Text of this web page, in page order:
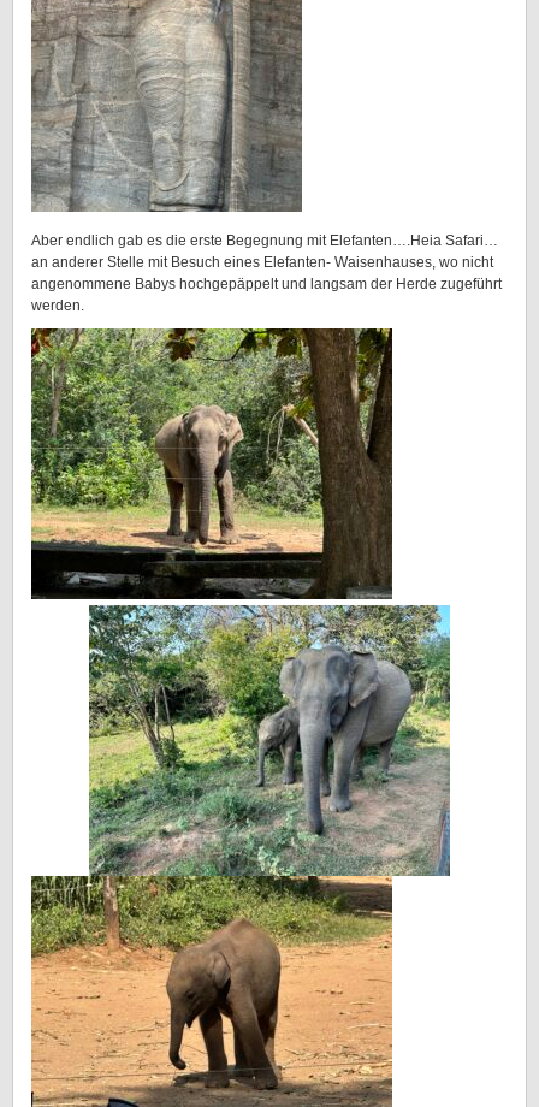
Aber endlich gab es die erste Begegnung mit Elefanten….Heia Safari…
an anderer Stelle mit Besuch eines Elefanten- Waisenhauses, wo nicht
angenommene Babys hochgepäppelt und langsam der Herde zugeführt
werden.